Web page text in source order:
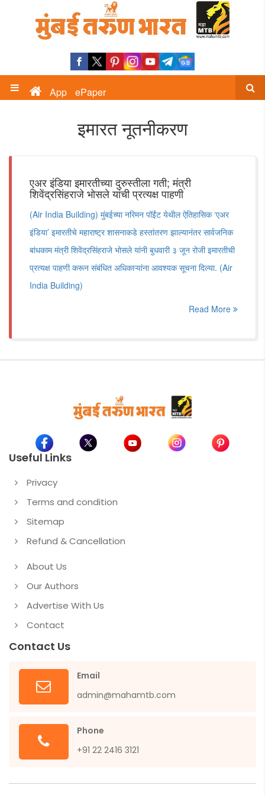
App ePaper
इमारत नूतनीकरण
एअर इंडिया इमारतीच्या दुरुस्तीला गती; मंत्री
शिवेंद्रसिंहराजे भोसले यांची प्रत्यक्ष पाहणी
(Air India Building) मुंबईच्या नरिमन पॉईंट येथील ऐतिहासिक ‘एअर
इंडिया’ इमारतीचे महाराष्ट्र शासनाकडे हस्तांतरण झाल्यानंतर सार्वजनिक
बांधकाम मंत्री शिवेंद्रसिंहराजे भोसले यांनी बुधवारी ३ जून रोजी इमारतीची
प्रत्यक्ष पाहणी करून संबंधित अधिकाऱ्यांना आवश्यक सूचना दिल्या. (Air
India Building)
Read More
Useful Links
Privacy
Terms and condition
Sitemap
Refund & Cancellation
About Us
Our Authors
Advertise With Us
Contact
Contact Us
Email
admin@mahamtb.com
Phone
+91 22 2416 3121